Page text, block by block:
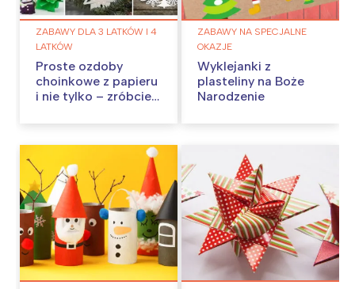
ZABAWY DLA 3 LATKÓW I 4
LATKÓW
Proste ozdoby
choinkowe z papieru
i nie tylko – zróbcie
ZABAWY NA SPECJALNE
OKAZJE
Wyklejanki z
plasteliny na Boże
Narodzenie